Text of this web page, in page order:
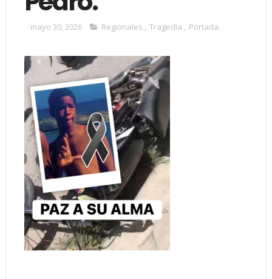
mayo 30, 2026 Regionales., Tragedia , Portada.